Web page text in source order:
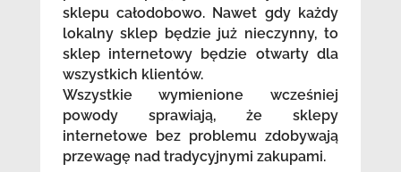
sklepu całodobowo. Nawet gdy każdy
lokalny sklep będzie już nieczynny, to
sklep internetowy będzie otwarty dla
wszystkich klientów.
Wszystkie wymienione wcześniej
powody sprawiają, że sklepy
internetowe bez problemu zdobywają
przewagę nad tradycyjnymi zakupami.